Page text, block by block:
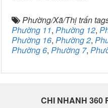
Phường/Xã/Thị trấn
Phường 11, Phường 12,
Phường 16, Phường 2,
Phường 6, Phường 7,
CHI NHANH 360